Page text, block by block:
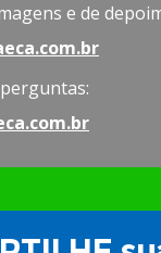
e de